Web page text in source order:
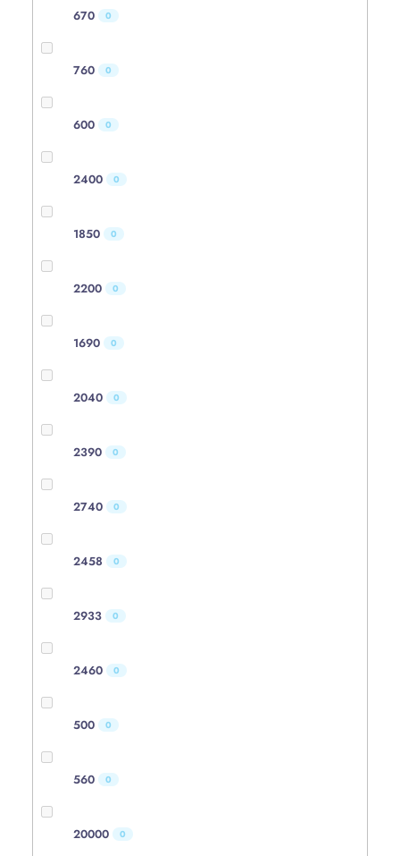
670 0
760 0
600 0
2400 0
1850 0
2200 0
1690 0
2040 0
2390 0
2740 0
2458 0
2933 0
2460 0
500 0
560 0
20000 0